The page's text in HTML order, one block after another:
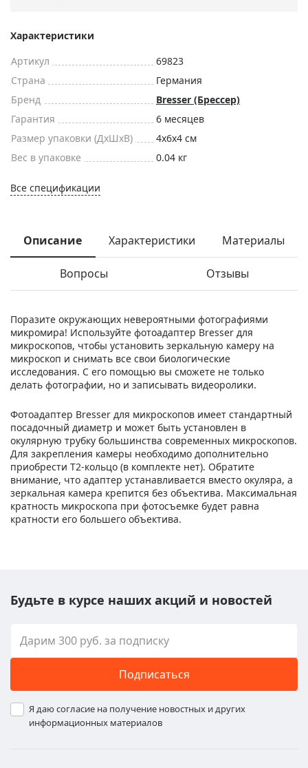
Характеристики
Артикул
69823
Страна
Германия
Бренд
Bresser (Брессер)
Гарантия
6 месяцев
Размер упаковки (ДxШxВ)
4x6x4 см
Вес в упаковке
0.04 кг
Все спецификации
Описание Характеристики Материалы
Вопросы Отзывы
Поразите окружающих невероятными фотографиями
микромира! Используйте фотоадаптер Bresser для
микроскопов, чтобы установить зеркальную камеру на
микроскоп и снимать все свои биологические
исследования. С его помощью вы сможете не только
делать фотографии, но и записывать видеоролики.
Фотоадаптер Bresser для микроскопов имеет стандартный
посадочный диаметр и может быть установлен в
окулярную трубку большинства современных микроскопов.
Для закрепления камеры необходимо дополнительно
приобрести Т2-кольцо (в комплекте нет). Обратите
внимание, что адаптер устанавливается вместо окуляра, а
зеркальная камера крепится без объектива. Максимальная
кратность микроскопа при фотосъемке будет равна
кратности его большего объектива.
Будьте в курсе наших акций и новостей
Подписаться
Я даю согласие на получение новостных и других
информационных материалов